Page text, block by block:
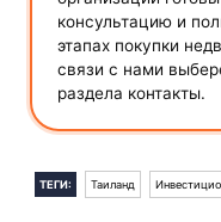
консультацию и
этапах покупки
связи с нами
раздела контакты.
ТЕГИ: Таиланд